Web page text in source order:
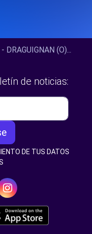
DRAGUIGNAN (O)...
de noticias:
DE TUS DATOS